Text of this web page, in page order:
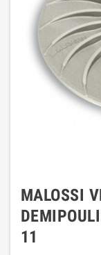
MALOSSI
11